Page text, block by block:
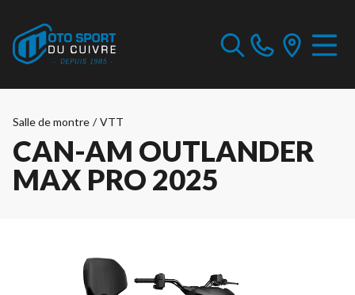
Salle de montre / VTT
CAN-AM OUTLANDER
MAX PRO 2025